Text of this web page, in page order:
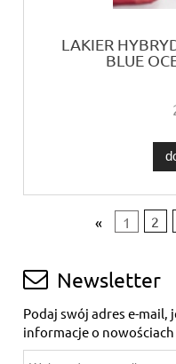
LAKIER
BLUE
« 1 2
Newsletter
Podaj swój adres e-mail,
informacje o nowościach